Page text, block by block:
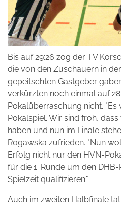
Bis auf 29:26 zog der TV
die von den Zuschauern in
gepeitschten Gastgeber
verkürzten noch einmal auf
Pokalüberraschung nicht. "Es
Pokalspiel. Wir sind froh,
haben und nun im Finale
Rogawska zufrieden. "Nun
Erfolg nicht nur den HVN-
für die 1. Runde um den
Spielzeit qualifizieren."
Auch im zweiten Halbfinale